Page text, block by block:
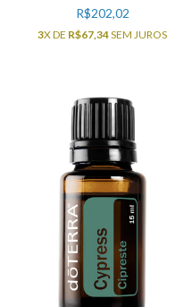
15ML
R$202,02
3X DE R$67,34SEM JUROS